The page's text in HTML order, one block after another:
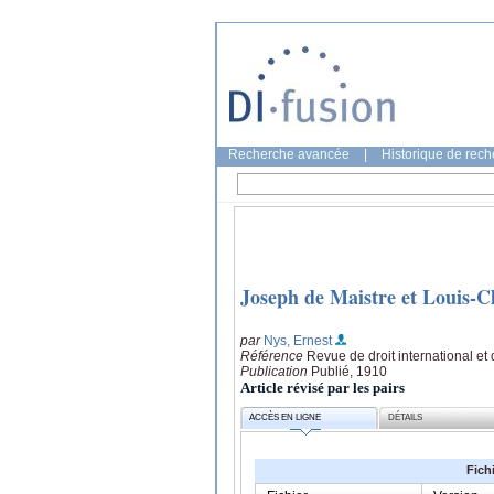
Recherche avancée Historique de
Joseph de Maistre et Louis-
par Nys, Ernest
Référence Revue de droit international
Publication Publié, 1910
Article révisé par les pairs
ACCÈS EN LIGNE DÉTAILS